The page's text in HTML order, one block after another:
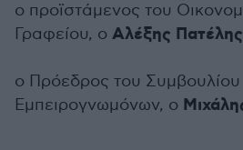
ο προϊστάμενος του
Γραφείου, ο Αλέξης Πατέλης
ο Πρόεδρος του Συμβουλίου
Εμπειρογνωμόνων, ο